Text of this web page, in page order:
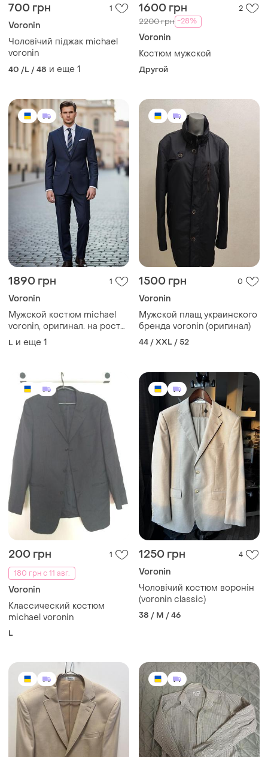
700 грн 1
Voronin
Чоловічий піджак michael
voronin
40 /L / 48 и еще 1
1600 грн 2
2200 грн -28%
Voronin
Костюм мужской
Другой
1890 грн 1
Voronin
Мужской костюм michael
voronin, оригинал. на рост
185+
L и еще 1
1500 грн 0
Voronin
Мужской плащ украинского
бренда voronin (оригинал)
44 / XXL / 52
200 грн
1
180 грн с 11 авг.
Voronin
Классический костюм
michael voronin
L
1250 грн 4
Voronin
Чоловічий костюм воронін
(voronin classic)
38 / M / 46